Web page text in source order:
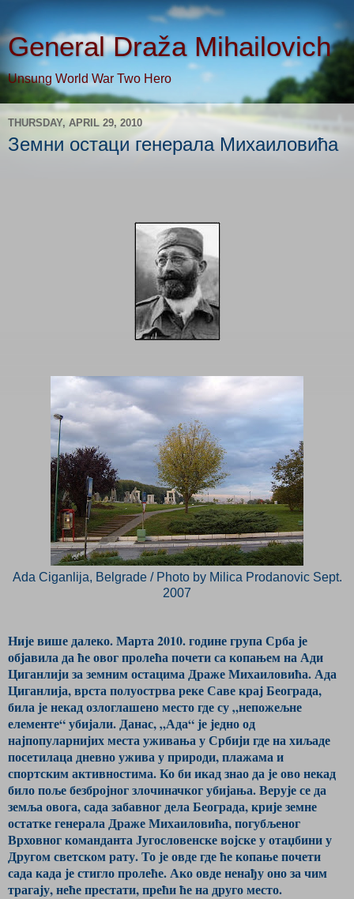
General Draža Mihailovich
Unsung World War Two Hero
THURSDAY, APRIL 29, 2010
Земни остаци генерала Михаиловића
Ada Ciganlija, Belgrade / Photo by Milica Prodanovic Sept.
2007
Није више далеко. Марта 2010. године група Срба је
објавила да ће овог пролећа почети са копањем на Ади
Циганлији за земним остацима Драже Михаиловића. Ада
Циганлија, врста полуострва реке Саве крај Београда,
била је некад озлоглашено место где су „непожељне
елементе“ убијали. Данас, „Ада“ је једно од
најпопуларнијих места уживања у Србији где на хиљаде
посетилаца дневно ужива у природи, плажама и
спортским активностима. Ко би икад знао да је ово некад
било поље безбројног злочиначког убијања. Верује се да
земља овога, сада забавног дела Београда, крије земне
остатке генерала Драже Михаиловића, погубљеног
Врховног команданта Југословенске војске у отаџбини у
Другом светском рату. То је овде где ће копање почети
сада када је стигло пролеће. Ако овде ненађу оно за чим
трагају, неће престати, прећи ће на друго место.